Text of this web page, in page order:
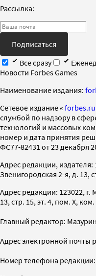
Рассылка:
Подписаться
Все сразу
Новости Forbes Games
Наименование издания:
Cетевое издание « forbes.ru
службой по надзору в
технологий и массовых
номер и дата принятия
ФС77-82431 от 23 декабря
Адрес редакции, издателя:
Звенигородская 2-я, д. 13,
Адрес редакции: 123022, г.
13, стр. 15, эт. 4, пом. X, ком.
Главный редактор:
Адрес электронной почты
Номер телефона редакции: